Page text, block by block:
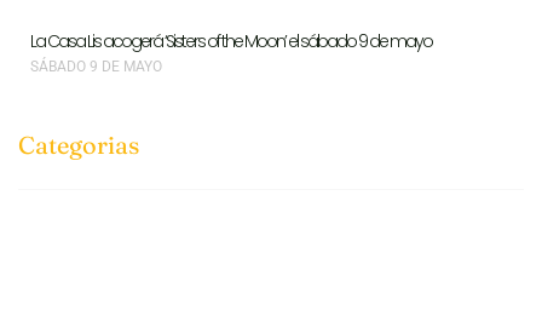
La Casa Lis acogerá ‘Sisters of the Moon’ el sábado 9 de mayo
SÁBADO 9 DE MAYO
Categorias